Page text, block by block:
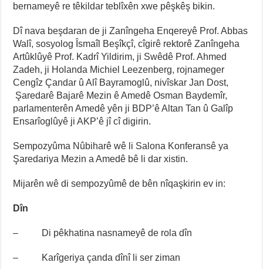
bernameyê re têkildar teblîxên xwe pêşkêş bikin.
Dî nava beşdaran de ji Zanîngeha Enqereyê Prof. Abbas
Walî, sosyolog Îsmaîl Beşîkçî, cîgirê rektorê Zanîngeha
Artûklûyê Prof. Kadrî Yildirim, ji Swêdê Prof. Ahmed
Zadeh, ji Holanda Michiel Leezenberg, rojnameger
Cengîz Çandar û Alî Bayramoglû, nivîskar Jan Dost,
Şaredarê Bajarê Mezin ê Amedê Osman Baydemîr,
parlamenterên Amedê yên ji BDP’ê Altan Tan û Galîp
Ensarîoglûyê ji AKP’ê jî cî digirin.
Sempozyûma Nûbiharê wê li Salona Konferansê ya
Şaredariya Mezin a Amedê bê li dar xistin.
Mijarên wê di sempozyûmê de bên nîqaşkirin ev in:
Dîn
– Di pêkhatina nasnameyê de rola dîn
– Karîgeriya çanda dînî li ser ziman